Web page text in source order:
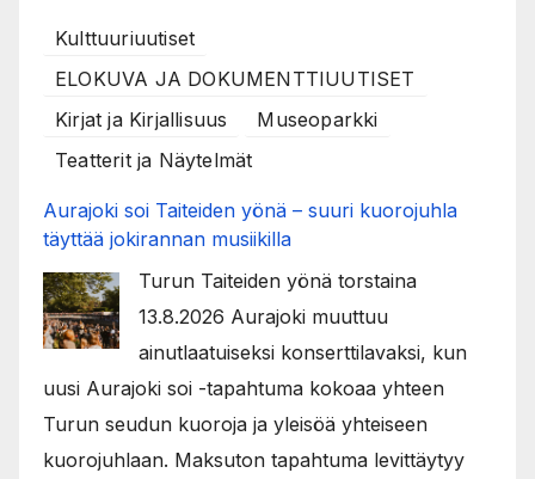
Kulttuuriuutiset
ELOKUVA JA DOKUMENTTIUUTISET
Kirjat ja Kirjallisuus
Museoparkki
Teatterit ja Näytelmät
Aurajoki soi Taiteiden yönä – suuri kuorojuhla
täyttää jokirannan musiikilla
Turun Taiteiden yönä torstaina
13.8.2026 Aurajoki muuttuu
ainutlaatuiseksi konserttilavaksi, kun
uusi Aurajoki soi -tapahtuma kokoaa yhteen
Turun seudun kuoroja ja yleisöä yhteiseen
kuorojuhlaan. Maksuton tapahtuma levittäytyy